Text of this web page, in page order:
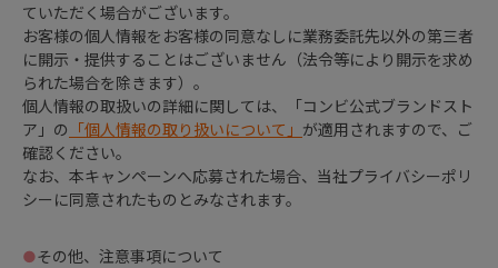
ていただく場合がございます。
お客様の個人情報をお客様の同意なしに業務委託先以外の第三者
に開示・提供することはございません（法令等により開示を求め
られた場合を除きます）。
個人情報の取扱いの詳細に関しては、「コンビ公式ブランドスト
ア」の
「個人情報の取り扱いについて」 が適用されますので、ご
確認ください。
なお、本キャンペーンへ応募された場合、当社プライバシーポリ
シーに同意されたものとみなされます。
●その他、注意事項について